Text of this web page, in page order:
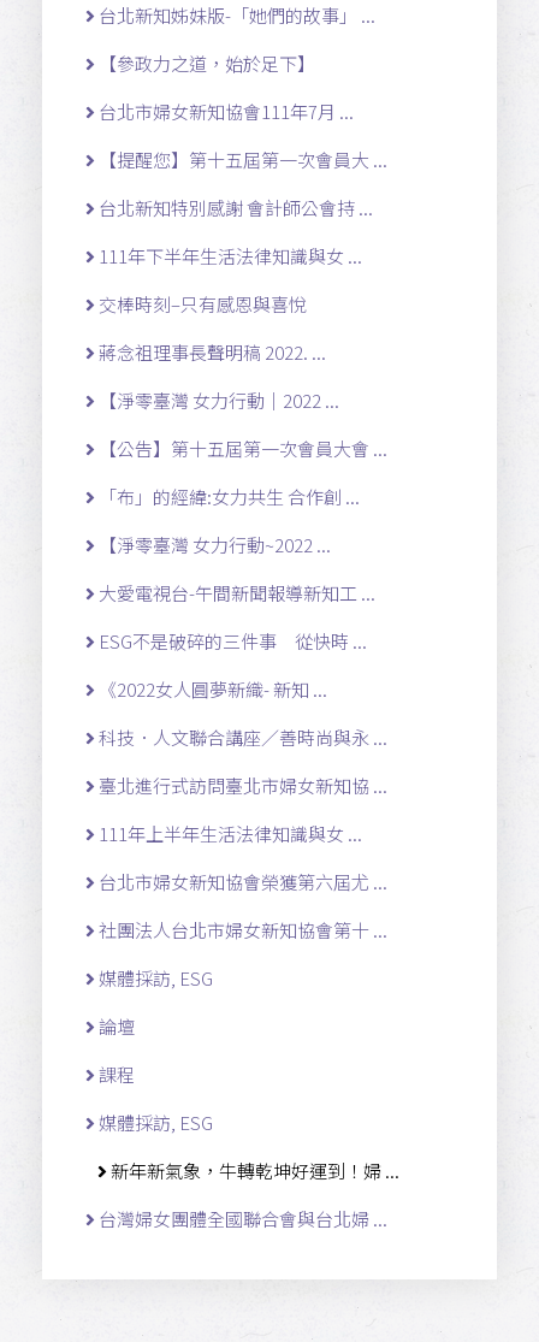
台北新知姊妹版-「她們的故事」 ...
【參政力之道，始於足下】
台北市婦女新知協會111年7月 ...
【提醒您】第十五屆第一次會員大 ...
台北新知特別感謝 會計師公會持 ...
111年下半年生活法律知識與女 ...
交棒時刻–只有感恩與喜悅
蔣念祖理事長聲明稿 2022. ...
【淨零臺灣 女力行動｜2022 ...
【公告】第十五屆第一次會員大會 ...
「布」的經緯:女力共生 合作創 ...
【淨零臺灣 女力行動~2022 ...
大愛電視台-午間新聞報導新知工 ...
ESG不是破碎的三件事 從快時 ...
《2022女人圓夢新織- 新知 ...
科技．人文聯合講座／善時尚與永 ...
臺北進行式訪問臺北市婦女新知協 ...
111年上半年生活法律知識與女 ...
台北市婦女新知協會榮獲第六屆尤 ...
社團法人台北市婦女新知協會第十 ...
媒體採訪, ESG
論壇
課程
媒體採訪, ESG
新年新氣象，牛轉乾坤好運到！婦 ...
台灣婦女團體全國聯合會與台北婦 ...